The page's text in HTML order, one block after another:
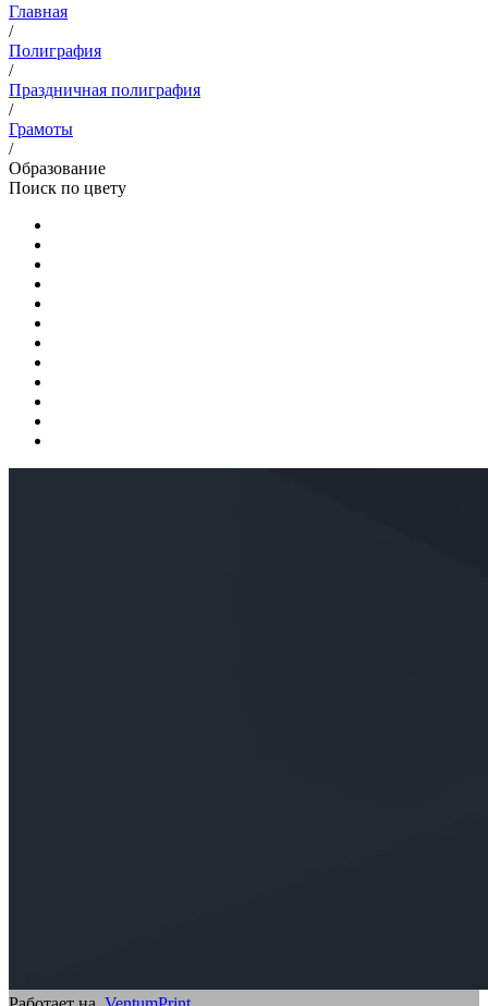
Главная
/
Полиграфия
/
Праздничная полиграфия
/
Грамоты
/
Образование
Поиск по цвету